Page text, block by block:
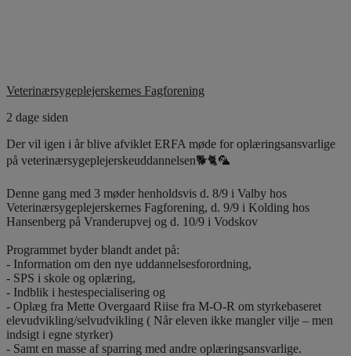
Veterinærsygeplejerskernes Fagforening
2 dage siden
Der vil igen i år blive afviklet ERFA møde for oplæringsansvarlige
på veterinærsygeplejerskeuddannelsen🐕🐈🦜
Denne gang med 3 møder henholdsvis d. 8/9 i Valby hos
Veterinærsygeplejerskernes Fagforening, d. 9/9 i Kolding hos
Hansenberg på Vranderupvej og d. 10/9 i Vodskov
Programmet byder blandt andet på:
- Information om den nye uddannelsesforordning,
- SPS i skole og oplæring,
- Indblik i hestespecialisering og
- Oplæg fra Mette Overgaard Riise fra M-O-R om styrkebaseret
elevudvikling/selvudvikling ( Når eleven ikke mangler vilje – men
indsigt i egne styrker)
- Samt en masse af sparring med andre oplæringsansvarlige.